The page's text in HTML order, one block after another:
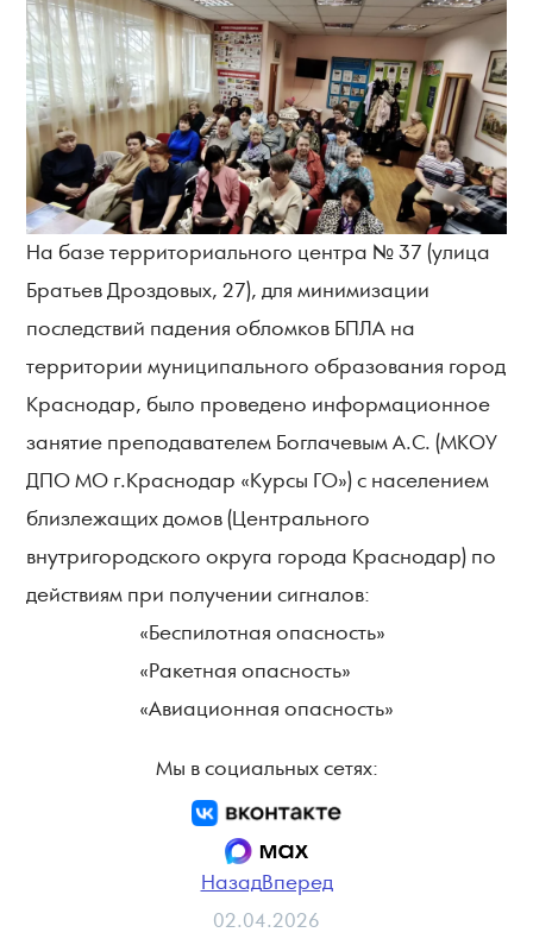
На базе территориального центра № 37 (улица
Братьев Дроздовых, 27), для минимизации
последствий падения обломков БПЛА на
территории муниципального образования город
Краснодар, было проведено информационное
занятие преподавателем Боглачевым А.С. (МКОУ
ДПО МО г.Краснодар «Курсы ГО») с населением
близлежащих домов (Центрального
внутригородского округа города Краснодар) по
действиям при получении сигналов:
«Беспилотная опасность»
«Ракетная опасность»
«Авиационная опасность»
Мы в социальных сетях:
НазадВперед
02.04.2026